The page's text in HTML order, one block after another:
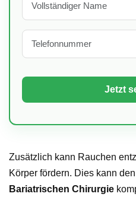
Zusätzlich kann Rauchen
Körper fördern. Dies kann
Bariatrischen Chirurgie